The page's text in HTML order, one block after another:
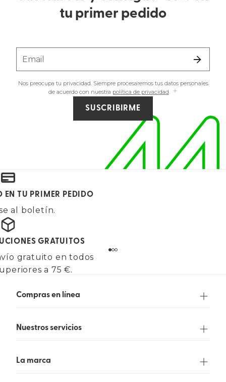
tu primer pedido
Email
Nos preocupa tu privacidad. Siempre procesaremos tus datos personales
de acuerdo con nuestra política de privacidad.
SUSCRIBIRME
EN TU PRIMER PEDIDO
al boletín.
GRATUITOS
gratuito en todos
a 75 €.
Compras en línea
Nuestros servicios
La marca